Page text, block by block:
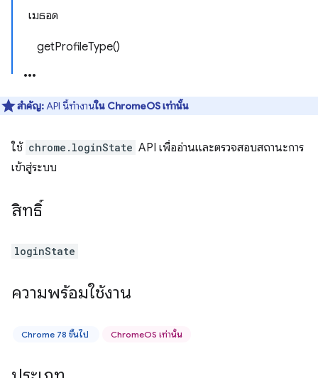
เมธอด
getProfileType()
สำคัญ:API นี้ทำงานใน ChromeOS เท่านั้น
ใช้ chrome.loginState API เพื่ออ่านและตรวจสอบสถานะการ
เข้าสู่ระบบ
สิทธิ์
loginState
ความพร้อมใช้งาน
Chrome 78 ขึ้นไป ChromeOS เท่านั้น